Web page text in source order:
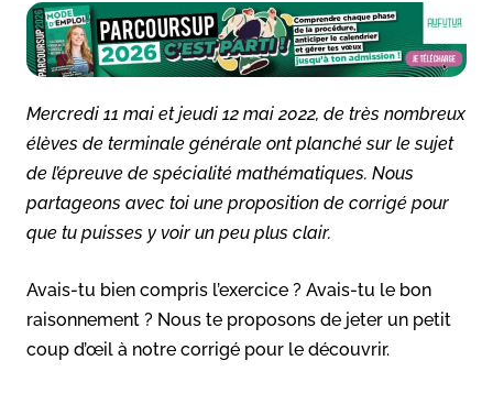
Mercredi 11 mai et jeudi 12 mai 2022, de très nombreux
élèves de terminale générale ont planché sur le sujet
de l’épreuve de spécialité mathématiques. Nous
partageons avec toi une proposition de corrigé pour
que tu puisses y voir un peu plus clair.
Avais-tu bien compris l’exercice ? Avais-tu le bon
raisonnement ? Nous te proposons de jeter un petit
coup d’œil à notre corrigé pour le découvrir.